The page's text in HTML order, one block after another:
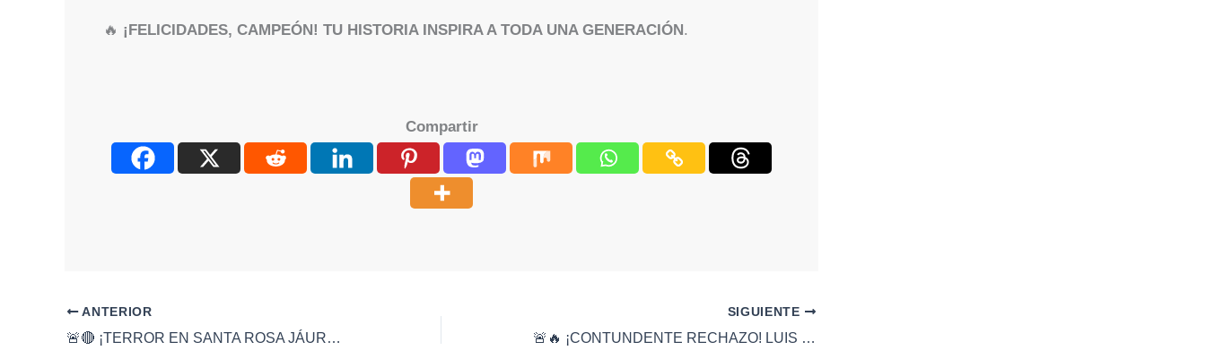
🔥 ¡FELICIDADES, CAMPEÓN! TU HISTORIA INSPIRA A TODA UNA GENERACIÓN.
Compartir
ANTERIOR
🚨🔴 ¡TERROR EN SANTA ROSA JÁUREGUI! HOMBRE DETENIDO CON ARMA HECHIZA Y MUNICIONES ⚠️🔥
SIGUIENTE
🚨🔥 ¡CONTUNDENTE RECHAZO! LUIS HUMBERTO FERNÁNDEZ SE OPONE A LA REDUCCIÓN DE MUNICIPIOS EN QUERÉTARO: “¡NECESITAMOS MÁS, NO MENOS!” ⚠️📢